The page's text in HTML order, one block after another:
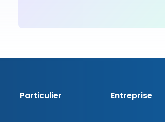
Particulier Entreprise